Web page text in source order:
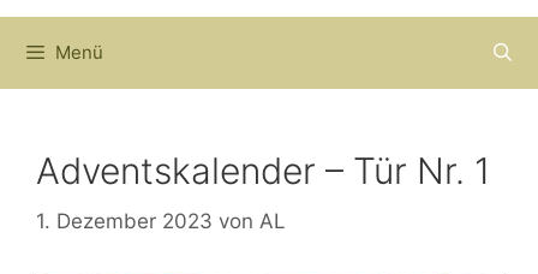
Menü
Adventskalender – Tür Nr. 1
1. Dezember 2023 von AL